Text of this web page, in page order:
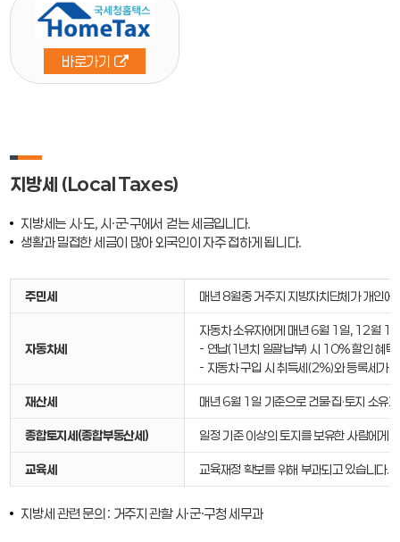
바로가기
지방세 (Local Taxes)
지방세는 시·도, 시·군·구에서 걷는 세금입니다.
생활과 밀접한 세금이 많아 외국인이 자주 접하게 됩니다.
주민세 매년 8월중 거주지 지방자치단체가 개인에
자동차세
자동차 소유자에게 매년 6월 1일, 12월 1
- 연납(1년치 일괄납부) 시 10% 할인 혜택
- 자동차 구입 시 취득세(2%)와 등록세가
재산세 매년 6월 1일 기준으로 건물·집·토지 소
종합토지세(종합부동산세) 일정 기준 이상의 토지를 보유한 사람에게
교육세 교육재정 확보를 위해 부과되고 있습니다.
지방세 관련 문의 : 거주지 관할 시·군·구청 세무과